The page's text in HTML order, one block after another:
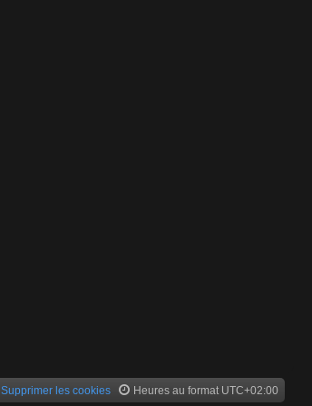
Heures au format UTC+02:00
Supprimer les cookies